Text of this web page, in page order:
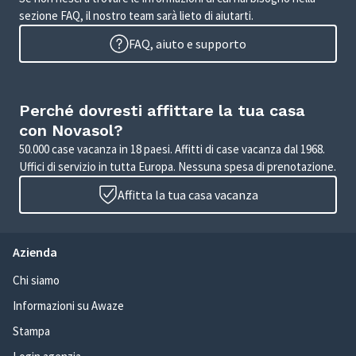
sezione FAQ, il nostro team sarà lieto di aiutarti.
FAQ, aiuto e supporto
Perché dovresti affittare la tua casa
con Novasol?
50.000 case vacanza in 18 paesi. Affitti di case vacanza dal 1968.
Uffici di servizio in tutta Europa. Nessuna spesa di prenotazione.
Affitta la tua casa vacanza
Azienda
Chi siamo
Informazioni su Awaze
Stampa